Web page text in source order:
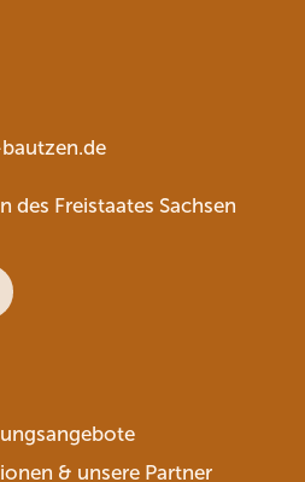
Freistaates Sachsen
& unsere Partner